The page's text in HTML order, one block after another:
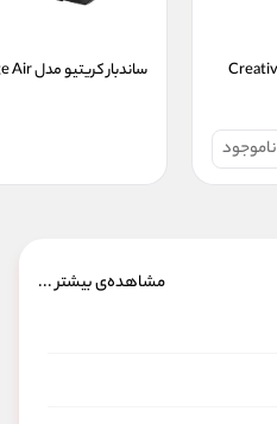
ناموجود
ساندبار کریتیو مدل Creative Stage Air
مشاهده‌ی بیشتر ...